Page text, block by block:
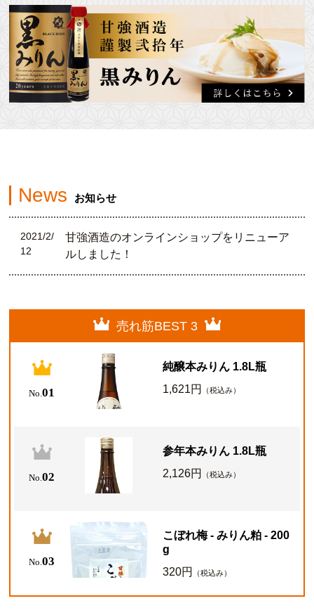
お知らせ
News
2021/2/
12
甘強酒造のオンラインショップをリニューア
ルしました！
売れ筋BEST 3
No. 01
純醸本みりん 1.8L瓶
1,621円
（税込み）
No. 02
参年本みりん 1.8L瓶
2,126円
（税込み）
No. 03
こぼれ梅 - みりん粕 - 200
g
320円
（税込み）